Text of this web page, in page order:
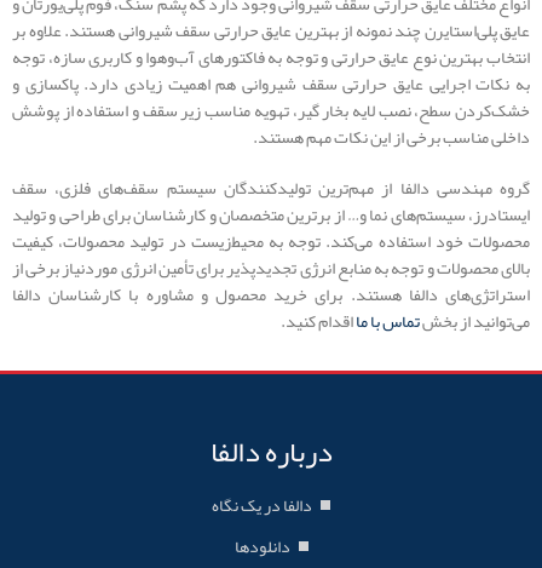
عایق پلی‌استایرن چند نمونه از بهترین عایق حرارتی سقف شیروانی هستند. علاوه بر
انتخاب بهترین نوع عایق حرارتی و توجه به فاکتورهای آب‌وهوا و کاربری سازه، توجه
به نکات اجرایی عایق حرارتی سقف شیروانی هم اهمیت زیادی دارد. پاکسازی و
خشک‌کردن سطح، نصب لایه بخار گیر، تهویه مناسب زیر سقف و استفاده از پوشش
داخلی مناسب برخی از این نکات مهم هستند.
گروه مهندسی دالفا از مهم‌ترین تولیدکنندگان سیستم سقف‌های فلزی، سقف
ایستادرز، سیستم‌های نما و… از برترین متخصصان و کارشناسان برای طراحی و تولید
محصولات خود استفاده می‌کند. توجه به محیط‌زیست در تولید محصولات، کیفیت
بالای محصولات و توجه به منابع انرژی تجدیدپذیر برای تأمین انرژی موردنیاز برخی از
استراتژی‌های دالفا هستند. برای خرید محصول و مشاوره با کارشناسان دالفا
می‌توانید از بخشتماس با مااقدام کنید.
درباره دالفا
دالفا در یک نگاه
دانلودها